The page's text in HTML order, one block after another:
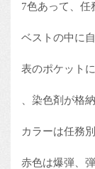
7色あって、任
ベストの中に
表のポケット
、染色剤が格
カラーは任務
赤色は爆弾、